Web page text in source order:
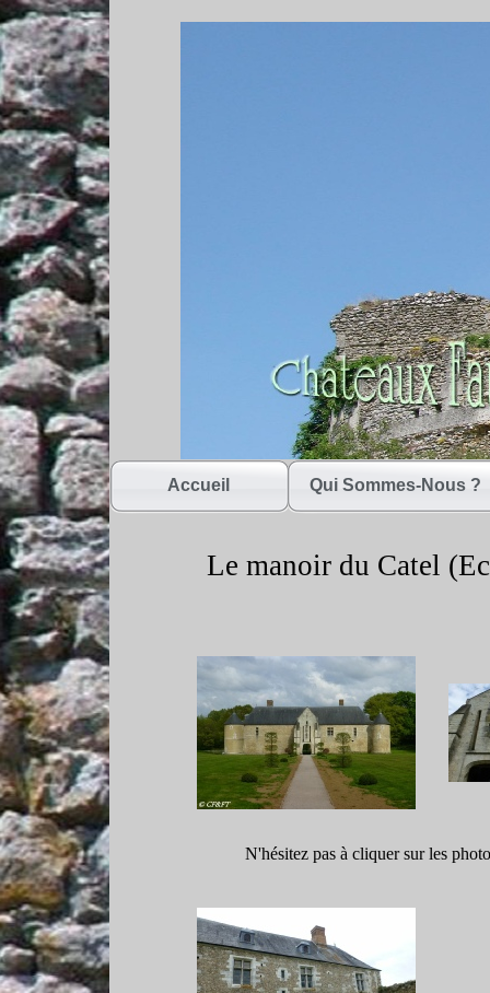
Accueil Qui Sommes-Nous ?
Le manoir du Catel
N'hésitez pas à cliquer sur les